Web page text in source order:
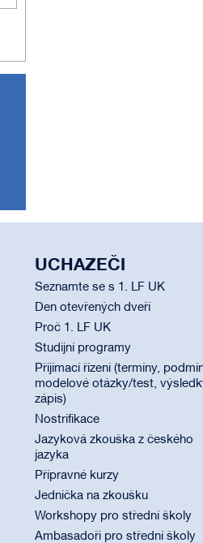
UCHAZEČI
Seznamte se s 1. LF UK
Den otevřených dveří
Proč 1. LF UK
Studijní programy
Přijímací řízení (termíny,
modelové otázky/test,
zápis)
Nostrifikace
Jazyková zkouška z českého
jazyka
Přípravné kurzy
Jednička na zkoušku
Workshopy pro střední školy
Ambasadoři pro střední školy